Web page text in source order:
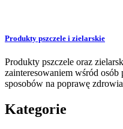
Produkty pszczele i zielarskie
Produkty pszczele oraz
zainteresowaniem wśród
sposobów na poprawę
Kategorie